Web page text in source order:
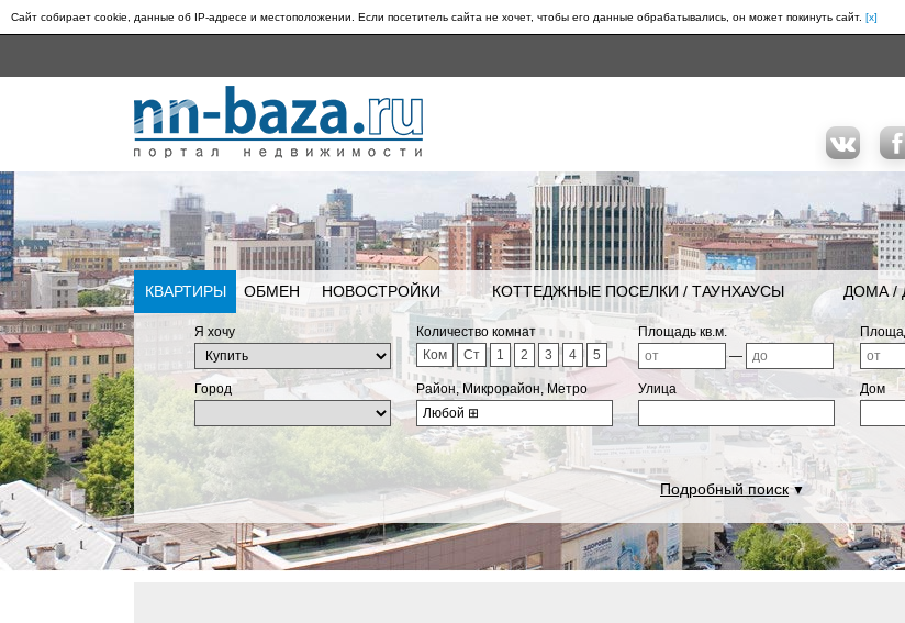
Сайт собирает cookie, данные об IP-адресе и местоположении. Если посетитель сайта не хочет, чтобы его данные обрабатывались, он может покинуть сайт. [x]
КВАРТИРЫ ОБМЕН НОВОСТРОЙКИ КОТТЕДЖНЫЕ ПОСЕЛКИ / ТАУНХАУСЫ ДОМА /
Я хочу
Количество комнат
Ком
Ст 1 2 3 4 5
Площадь кв.м.
—
Город
Район, Микрорайон, Метро
Любой ⊞
Улица Дом
Подробный поиск▼